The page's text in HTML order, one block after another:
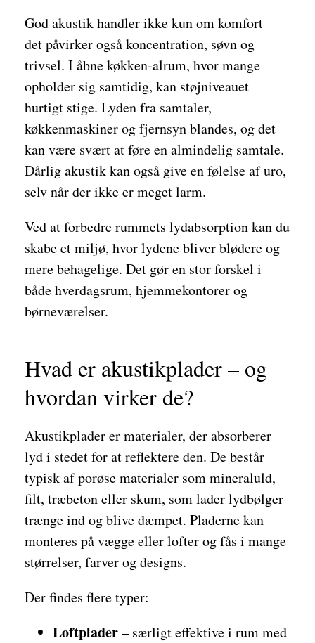
God akustik handler ikke kun om komfort –
det påvirker også koncentration, søvn og
trivsel. I åbne køkken-alrum, hvor mange
opholder sig samtidig, kan støjniveauet
hurtigt stige. Lyden fra samtaler,
køkkenmaskiner og fjernsyn blandes, og det
kan være svært at føre en almindelig samtale.
Dårlig akustik kan også give en følelse af uro,
selv når der ikke er meget larm.
Ved at forbedre rummets lydabsorption kan du
skabe et miljø, hvor lydene bliver blødere og
mere behagelige. Det gør en stor forskel i
både hverdagsrum, hjemmekontorer og
børneværelser.
Hvad er akustikplader – og
hvordan virker de?
Akustikplader er materialer, der absorberer
lyd i stedet for at reflektere den. De består
typisk af porøse materialer som mineraluld,
filt, træbeton eller skum, som lader lydbølger
trænge ind og blive dæmpet. Pladerne kan
monteres på vægge eller lofter og fås i mange
størrelser, farver og designs.
Der findes flere typer:
Loftplader– særligt effektive i rum med